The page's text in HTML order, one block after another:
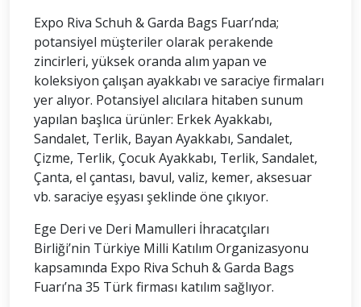
Expo Riva Schuh & Garda Bags Fuarı’nda;
potansiyel müşteriler olarak perakende
zincirleri, yüksek oranda alım yapan ve
koleksiyon çalışan ayakkabı ve saraciye firmaları
yer alıyor. Potansiyel alıcılara hitaben sunum
yapılan başlıca ürünler: Erkek Ayakkabı,
Sandalet, Terlik, Bayan Ayakkabı, Sandalet,
Çizme, Terlik, Çocuk Ayakkabı, Terlik, Sandalet,
Çanta, el çantası, bavul, valiz, kemer, aksesuar
vb. saraciye eşyası şeklinde öne çıkıyor.
Ege Deri ve Deri Mamulleri İhracatçıları
Birliği’nin Türkiye Milli Katılım Organizasyonu
kapsamında Expo Riva Schuh & Garda Bags
Fuarı’na 35 Türk firması katılım sağlıyor.